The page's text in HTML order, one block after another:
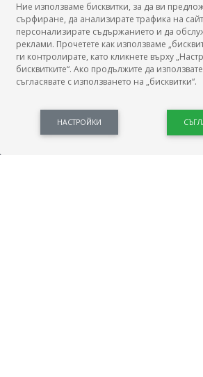
БГ Заплати
Новини, законови нормативи, кариерно
професии и трудови характеристики. Минимален
Ние използваме бисквитки, за да ви
сърфиране, да анализирате трафика на
персонализирате съдържанието и да
реклами. Прочетете как използваме
ги контролирате, като кликнете върху
бисквитките“. Ако продължите да
съгласявате с използването на „бисквитки“.
НАСТРОЙКИ